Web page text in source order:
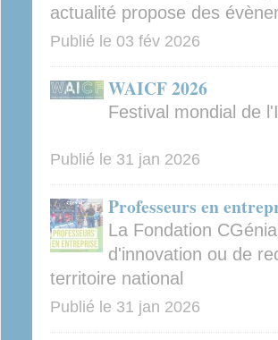
actualité propose des
Publié le 03 fév 2026
WAICF 2026
Festival mondial de
Publié le 31 jan 2026
Professeurs en
La Fondation
d'innovation ou de
territoire national
Publié le 31 jan 2026